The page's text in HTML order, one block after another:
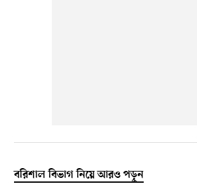
বরিশাল বিভাগ নিয়ে আরও পড়ুন